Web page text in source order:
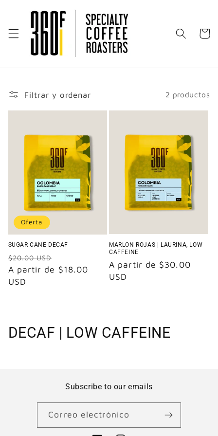
directamente
Carrito
Filtrar y ordenar 2 productos
Oferta
SUGAR CANE DECAF
Precio
habitual
$20.00 USD
de
A partir de $18.00
USD
MARLON ROJAS | LAURINA, LOW
CAFFEINE
Precio
habitual
A partir de $30.00
USD
C
DECAF | LOW CAFFEINE
Subscribe to our emails
Correo electrónico